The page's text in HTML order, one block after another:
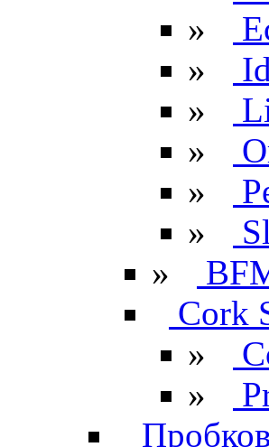
»
»
»
»
»
»
»
Cork
»
»